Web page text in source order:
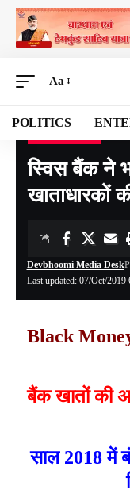
Aa
POLITICS
Devbhoomi Media>Blog
स्विस बैंक ने
खाताधारकों
Last updated: 07/Oct/2019
Devbhoomi Media Desk
Black Money
बैंक खातों की
साल 2018 में